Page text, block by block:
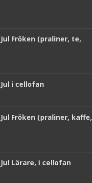
Fröken (praliner, te,
i cellofan
Fröken (praliner, kaffe,
Lärare, i cellofan